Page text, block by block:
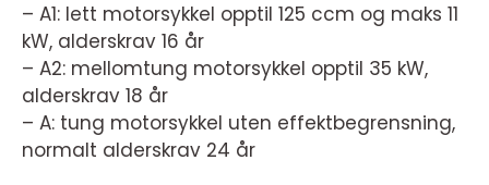
– A1: lett motorsykkel opptil 125 ccm og maks 11
kW, alderskrav 16 år
– A2: mellomtung motorsykkel opptil 35 kW,
alderskrav 18 år
– A: tung motorsykkel uten effektbegrensning,
normalt alderskrav 24 år